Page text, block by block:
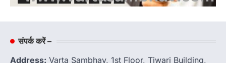
संपर्क करें –
Address: Varta Sambhav, 1st Floor, Tiwari Building,